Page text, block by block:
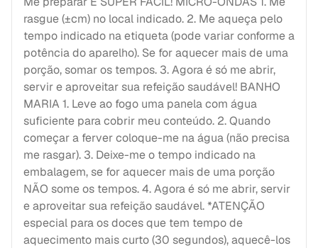
rasgue (±cm) no local indicado. 2. Me aqueça pelo
tempo indicado na etiqueta (pode variar conforme a
potência do aparelho). Se for aquecer mais de uma
porção, somar os tempos. 3. Agora é só me abrir,
servir e aproveitar sua refeição saudável! BANHO
MARIA 1. Leve ao fogo uma panela com água
suficiente para cobrir meu conteúdo. 2. Quando
começar a ferver coloque-me na água (não precisa
me rasgar). 3. Deixe-me o tempo indicado na
embalagem, se for aquecer mais de uma porção
NÃO some os tempos. 4. Agora é só me abrir, servir
e aproveitar sua refeição saudável. *ATENÇÃO
especial para os doces que tem tempo de
aquecimento mais curto (30 segundos), aquecê-los